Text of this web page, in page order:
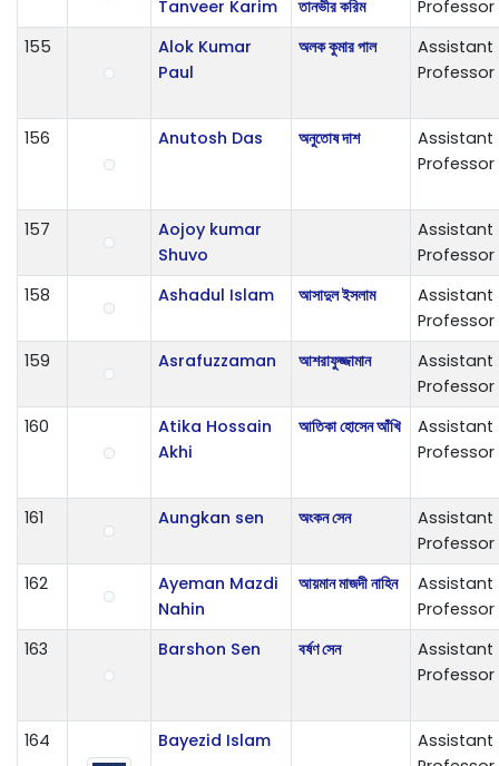
Tanveer Karim
তানভীর করিম
Professor
155
Alok Kumar
Paul
অলক কুমার পাল
Assistant
Professor
156 Anutosh Das অনুতোষ দাশ
Assistant
Professor
157
Aojoy kumar
Shuvo
Assistant
Professor
158
Ashadul Islam আসাদুল ইসলাম
Assistant
Professor
159
Asrafuzzaman আশরাফুজ্জামান
Assistant
Professor
160
Atika Hossain
Akhi
আতিকা হোসেন আঁখি
Assistant
Professor
161 Aungkan sen অংকন সেন
Assistant
Professor
162
Ayeman Mazdi
Nahin
আয়মান মাজদী নাহিন
Assistant
Professor
163
Barshon Sen বর্ষণ সেন
Assistant
Professor
164 Bayezid Islam
Assistant